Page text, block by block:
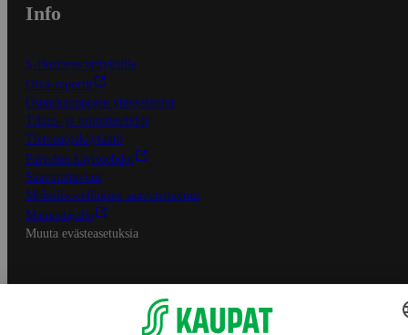
Info
S-Business yrityksille
Oiva-raportit
Osuuskauppojen yhteystiedot
Tilaus- ja toimitusehdot
Tietosuojakäytäntö
Palvelun käyttöehdot
Saavutettavuus
Mobiilisovelluksen saavutettavuus
Mainostajalle
Muuta evästeasetuksia
S-ryhmän palvelut